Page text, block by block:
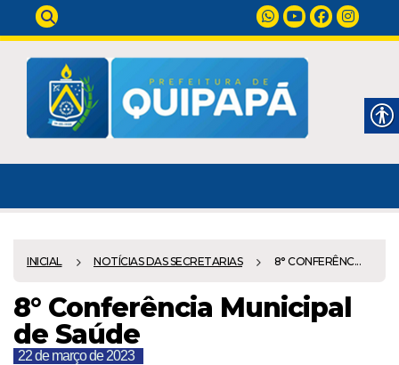
INICIAL NOTÍCIAS DAS SECRETARIAS 8° CONFERÊNC...
8° Conferência Municipal
de Saúde
22 de março de 2023